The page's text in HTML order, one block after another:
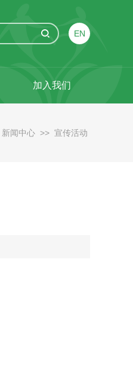
EN
加入我们
新闻中心 >> 宣传活动